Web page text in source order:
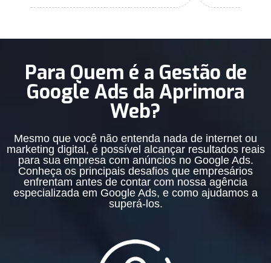
Para Quem é a Gestão de
Google Ads da Aprimora
Web?
Mesmo que você não entenda nada de internet ou
marketing digital, é possível alcançar resultados reais
para sua empresa com anúncios no Google Ads.
Conheça os principais desafios que empresários
enfrentam antes de contar com nossa agência
especializada em Google Ads, e como ajudamos a
superá-los.